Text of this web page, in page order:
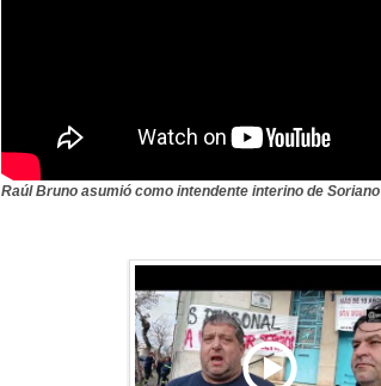
Raúl Bruno asumió como intendente interino de Soriano